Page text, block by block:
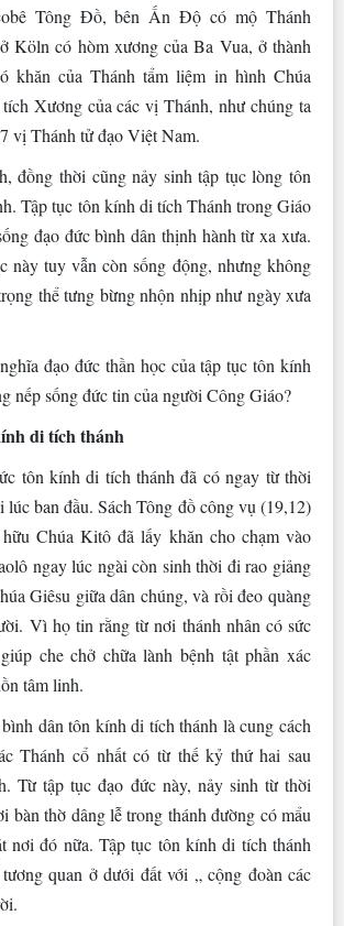
Tông Đồ, bên Ấn Độ có mộ Thánh
Köln có hòm xương của Ba Vua, ở thành
khăn của Thánh tẩm liệm in hình Chúa
Xương của các vị Thánh, như chúng ta
vị Thánh tử đạo Việt Nam.
đồng thời cũng nảy sinh tập tục lòng tôn
Tập tục tôn kính di tích Thánh trong Giáo
đạo đức bình dân thịnh hành từ xa xưa.
này tuy vẫn còn sống động, nhưng không
thể tưng bừng nhộn nhịp như ngày xưa
đạo đức thần học của tập tục tôn kính
nếp sống đức tin của người Công Giáo?
di tích thánh
tôn kính di tích thánh đã có ngay từ thời
ban đầu. Sách Tông đồ công vụ (19,12)
Chúa Kitô đã lấy khăn cho chạm vào
ngay lúc ngài còn sinh thời đi rao giảng
Giêsu giữa dân chúng, và rồi đeo quàng
Vì họ tin rằng từ nơi thánh nhân có sức
che chở chữa lành bệnh tật phần xác
tâm linh.
dân tôn kính di tích thánh là cung cách
Thánh cổ nhất có từ thế kỷ thứ hai sau
Từ tập tục đạo đức này, nảy sinh từ thời
bàn thờ dâng lễ trong thánh đường có mẩu
nơi đó nữa. Tập tục tôn kính di tích thánh
quan ở dưới đất với „ cộng đoàn các